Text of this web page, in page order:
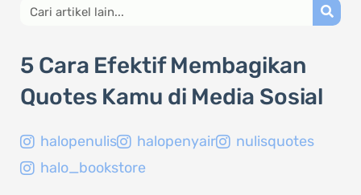
Search
5 Cara Efektif Membagikan
Quotes Kamu di Media Sosial
halopenulis halopenyair
nulisquotes
halo_bookstore